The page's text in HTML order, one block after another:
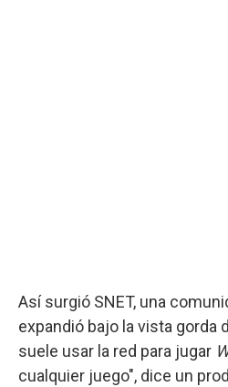
Así surgió SNET, una
expandió bajo la vista gorda
suele usar la red para jugar
cualquier juego", dice un